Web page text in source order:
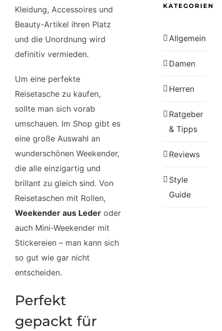
Kleidung, Accessoires und
Beauty-Artikel ihren Platz
und die Unordnung wird
definitiv vermieden.
Um eine perfekte
Reisetasche zu kaufen,
sollte man sich vorab
umschauen. Im Shop gibt es
eine große Auswahl an
wunderschönen Weekender,
die alle einzigartig und
brillant zu gleich sind. Von
Reisetaschen mit Rollen,
Weekender aus Leder oder
auch Mini-Weekender mit
Stickereien – man kann sich
so gut wie gar nicht
entscheiden.
Perfekt
gepackt für
KATEGORIEN
Allgemein
Damen
Herren
Ratgeber
& Tipps
Reviews
Style
Guide